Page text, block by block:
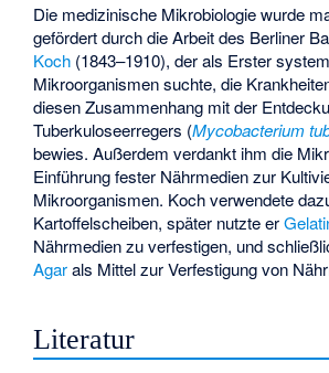
Die medizinische Mikrobiologie wurde
gefördert durch die Arbeit des Berliner
Koch (1843–1910), der als Erster
Mikroorganismen suchte, die
diesen Zusammenhang mit der
Tuberkuloseerregers (Mycobacterium
bewies. Außerdem verdankt ihm die
Einführung fester Nährmedien zur
Mikroorganismen. Koch verwendete
Kartoffelscheiben, später nutzte er
Nährmedien zu verfestigen, und
Agarals Mittel zur Verfestigung von
Literatur